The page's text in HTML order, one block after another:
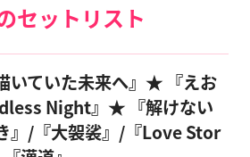
セットリスト
いていた未来へ』★ 『えお
Night』★ 『解けない
』/『大袈裟』/『Love Stor